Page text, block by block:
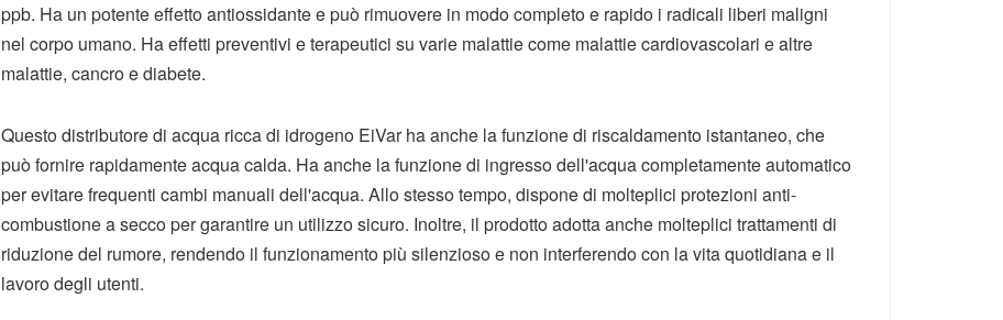
ppb. Ha un potente effetto antiossidante e può rimuovere in modo completo e rapido i radicali liberi maligni
nel corpo umano. Ha effetti preventivi e terapeutici su varie malattie come malattie cardiovascolari e altre
malattie, cancro e diabete.
Questo distributore di acqua ricca di idrogeno EiVar ha anche la funzione di riscaldamento istantaneo, che
può fornire rapidamente acqua calda. Ha anche la funzione di ingresso dell'acqua completamente automatico
per evitare frequenti cambi manuali dell'acqua. Allo stesso tempo, dispone di molteplici protezioni anti-
combustione a secco per garantire un utilizzo sicuro. Inoltre, il prodotto adotta anche molteplici trattamenti di
riduzione del rumore, rendendo il funzionamento più silenzioso e non interferendo con la vita quotidiana e il
lavoro degli utenti.